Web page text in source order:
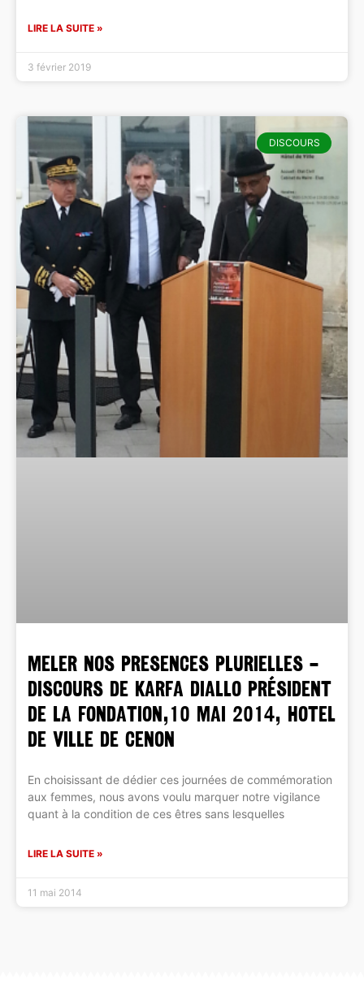
LIRE LA SUITE »
3 février 2019
DISCOURS
MELER NOS PRESENCES PLURIELLES –
Discours de Karfa Diallo président
de la Fondation,10 mai 2014, Hotel
de Ville de Cenon
En choisissant de dédier ces journées de commémoration
aux femmes, nous avons voulu marquer notre vigilance
quant à la condition de ces êtres sans lesquelles
LIRE LA SUITE »
11 mai 2014